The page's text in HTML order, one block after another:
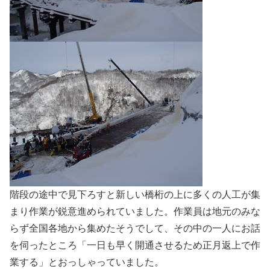
階段の途中で見下ろすと新しい橋桁の上に多くの人工が集
まり作業が鋭意進められていました。作業員は地元のみな
らず全国各地から集めたそうでして、その中の一人にお話
を伺ったところ「一日も早く開通させるため正月返上で作
業する」とおっしゃっていました。